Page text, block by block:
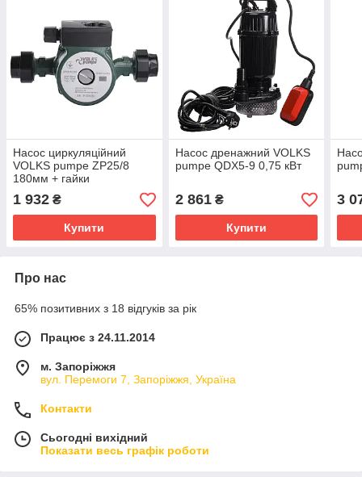
Насос циркуляційний
VOLKS pumpe ZP25/8
180мм + гайки
1 932 ₴
Купити
Насос дренажний VOLKS
pumpe QDX5-9 0,75 кВт
2 861₴
Купити
3
Про нас
65% позитивних з 18 відгуків за рік
Працює з 24.11.2014
м. Запоріжжя
вул. Перемоги 7, Запоріжжя, Україна
Контакти
Сьогодні вихідний
Показати весь графік роботи